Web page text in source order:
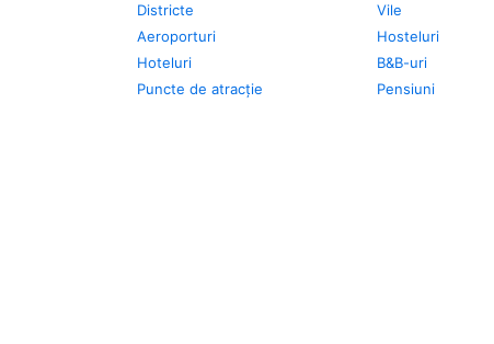
Districte
Aeroporturi
Hoteluri
Puncte de atracţie
Vile
Hosteluri
B&B-uri
Pensiuni